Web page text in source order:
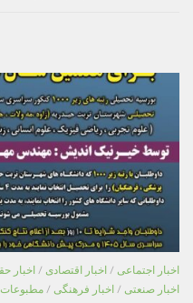
اخبار اجتماعی / اخبار اقتصادی / اخبار
اخبار صنعتی / اخبار فرهنگی / مطبوعات